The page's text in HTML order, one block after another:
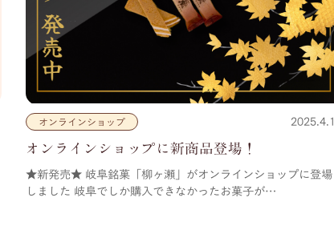
オンラインショップ
オンラインショップに新商品登場！
★新発売★ 岐阜銘菓「柳ヶ瀬」がオンラインショップに登場
しました 岐阜でしか購入できなかったお菓子が…